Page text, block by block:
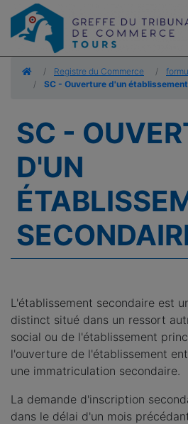
AccueilRegistre du Commerce
SC - Ouverture d'un
SC -
D'UN
L'établissement secondaire est
distinct situé dans un ressort
social ou de l'établissement
l'ouverture de l'établissement
une immatriculation secondaire.
La demande d'inscription
dans le délai d'un mois